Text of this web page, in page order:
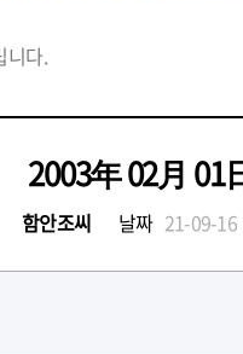
니다.
2003年 02月 01
함안조씨 날짜 21-09-16